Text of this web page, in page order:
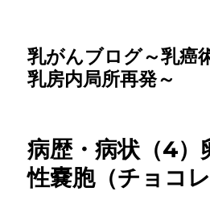
乳がんブログ～乳癌
乳房内局所再発～
病歴・病状（4）
性嚢胞（チョコレ